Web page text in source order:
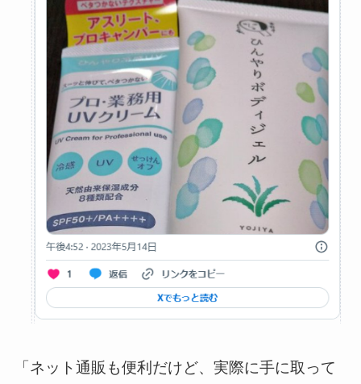
「ネット通販も便利だけど、実際に手に取って